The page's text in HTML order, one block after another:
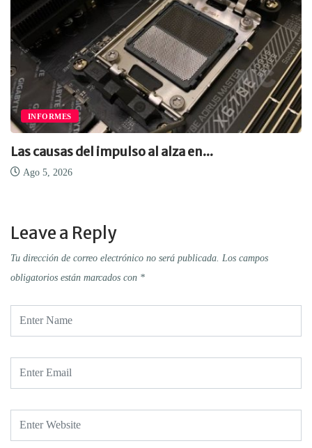
INFORMES
Las causas del impulso al alza en...
Ago 5, 2026
Leave a Reply
Tu dirección de correo electrónico no será publicada. Los campos
obligatorios están marcados con *